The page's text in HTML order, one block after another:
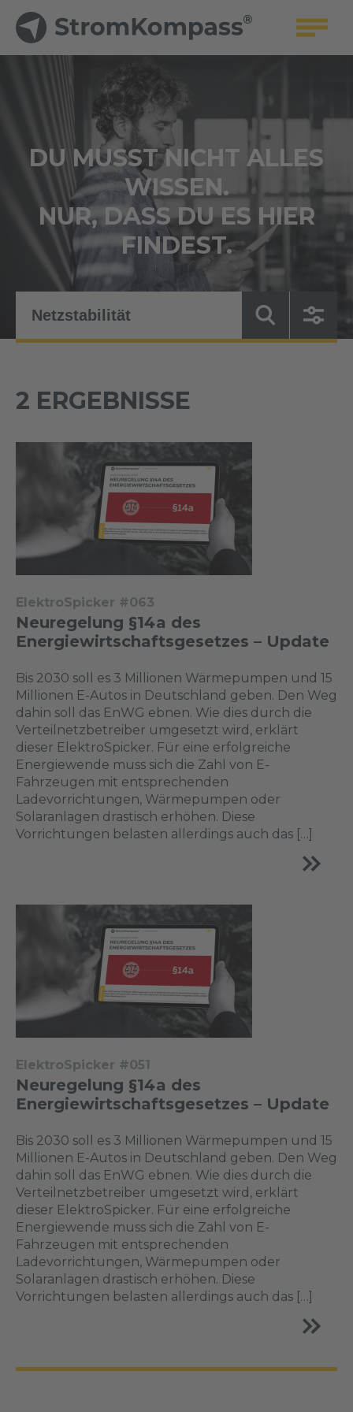
DU MUSST NICHT ALLES
WISSEN.
NUR, DASS DU ES HIER
FINDEST.
2 ERGEBNISSE
ElektroSpicker #063
Neuregelung §14a des
Energiewirtschaftsgesetzes – Update
Bis 2030 soll es 3 Millionen Wärmepumpen und 15
Millionen E-Autos in Deutschland geben. Den Weg
dahin soll das EnWG ebnen. Wie dies durch die
Verteilnetzbetreiber umgesetzt wird, erklärt
dieser ElektroSpicker. Für eine erfolgreiche
Energiewende muss sich die Zahl von E-
Fahrzeugen mit entsprechenden
Ladevorrichtungen, Wärmepumpen oder
Solaranlagen drastisch erhöhen. Diese
Vorrichtungen belasten allerdings auch das […]
ElektroSpicker #051
Neuregelung §14a des
Energiewirtschaftsgesetzes – Update
Bis 2030 soll es 3 Millionen Wärmepumpen und 15
Millionen E-Autos in Deutschland geben. Den Weg
dahin soll das EnWG ebnen. Wie dies durch die
Verteilnetzbetreiber umgesetzt wird, erklärt
dieser ElektroSpicker. Für eine erfolgreiche
Energiewende muss sich die Zahl von E-
Fahrzeugen mit entsprechenden
Ladevorrichtungen, Wärmepumpen oder
Solaranlagen drastisch erhöhen. Diese
Vorrichtungen belasten allerdings auch das […]